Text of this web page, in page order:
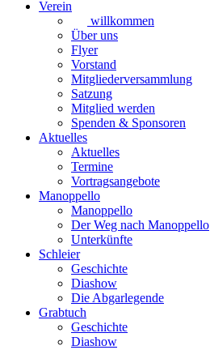
Verein
willkommen
Über uns
Flyer
Vorstand
Mitgliederversammlung
Satzung
Mitglied werden
Spenden & Sponsoren
Aktuelles
Aktuelles
Termine
Vortragsangebote
Manoppello
Manoppello
Der Weg nach Manoppello
Unterkünfte
Schleier
Geschichte
Diashow
Die Abgarlegende
Grabtuch
Geschichte
Diashow